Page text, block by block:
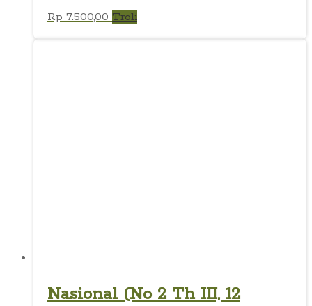
Rp 7.500,00 Troli
Nasional (No 2 Th III, 12